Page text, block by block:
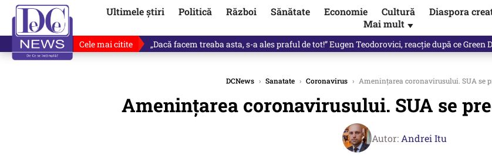
Ultimele știri Politică Război Sănătate Economie Cultură Diaspora
Mai mult ▼
Cele mai citite „Dacă facem treaba asta, s-a ales praful de tot!” Eugen Teodorovici, reacție după ce Green
DCNews › Sanatate › Coronavirus › Amenințarea coronavirusului. SUA se
Amenințarea coronavirusului. SUA se
Autor: Andrei Itu